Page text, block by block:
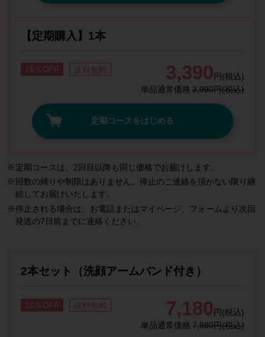
【定期購入】1本
15％OFF 送料無料 3,390 円(税込)
単品通常価格 3,990円(税込)
定期コースをはじめる
定期コースは、2回目以降も同じ価格でお届けします。
回数の縛りや制限はありません。停止のご連絡を頂かない限り継
続してお届けいたします。
停止される場合は、お電話またはマイページ、フォームより次回
発送の7日前までに連絡ください。
2本セット（洗顔アームバンド付き）
10％OFF 送料無料 7,180円(税込)
単品通常価格 7,980円(税込)